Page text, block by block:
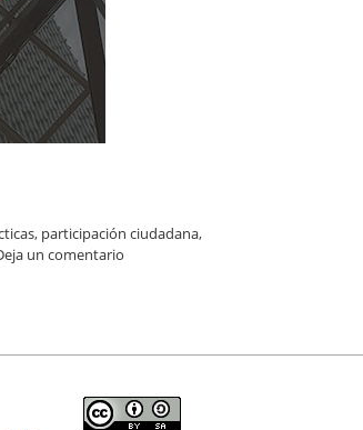
, participación ciudadana,
un comentario